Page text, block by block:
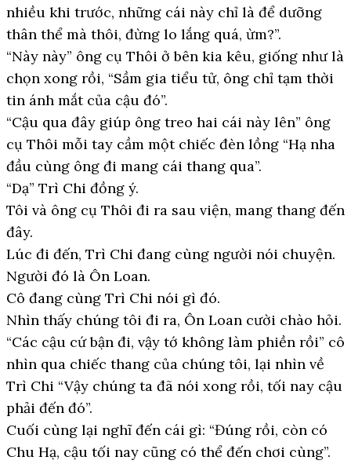
nhiều khi trước, những cái này chỉ là để dưỡng
thân thể mà thôi, đừng lo lắng quá, ừm?”.
“Này này” ông cụ Thôi ở bên kia kêu, giống như là
chọn xong rồi, “Sầm gia tiểu tử, ông chỉ tạm thời
tin ánh mắt của cậu đó”.
“Cậu qua đây giúp ông treo hai cái này lên” ông
cụ Thôi mỗi tay cầm một chiếc đèn lồng “Hạ nha
đầu cùng ông đi mang cái thang qua”.
“Dạ” Trì Chi đồng ý.
Tôi và ông cụ Thôi đi ra sau viện, mang thang đến
đây.
Lúc đi đến, Trì Chi đang cùng người nói chuyện.
Người đó là Ôn Loan.
Cô đang cùng Trì Chi nói gì đó.
Nhìn thấy chúng tôi đi ra, Ôn Loan cười chào hỏi.
“Các cậu cứ bận đi, vậy tớ không làm phiền rồi” cô
nhìn qua chiếc thang của chúng tôi, lại nhìn về
Trì Chi “Vậy chúng ta đã nói xong rồi, tối nay cậu
phải đến đó”.
Cuối cùng lại nghĩ đến cái gì: “Đúng rồi, còn có
Chu Hạ, cậu tối nay cũng có thể đến chơi cùng”.